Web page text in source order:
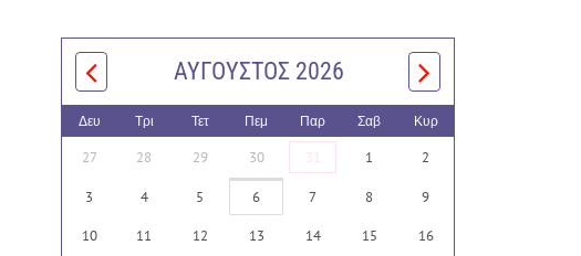
ΑΎΓΟΥΣΤΟΣ 2026
Δευ Τρι Τετ Πεμ Παρ Σαβ Κυρ
27 28 29 30 31 1 2
3 4 5 6 7 8 9
10 11 12 13 14 15 16